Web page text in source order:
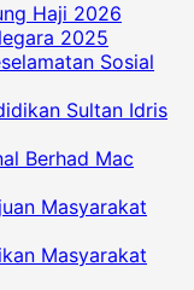
Haji 2026
2025
Sosial
Sultan Idris
Berhad Mac
Masyarakat
Masyarakat